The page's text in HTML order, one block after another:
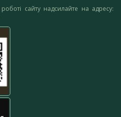
сайту надсилайте на адресу: